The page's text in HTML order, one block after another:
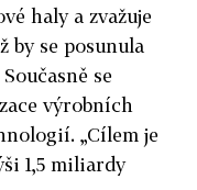
haly a zvažuje
by se posunula
se
výrobních
„Cílem je
1,5 miliardy